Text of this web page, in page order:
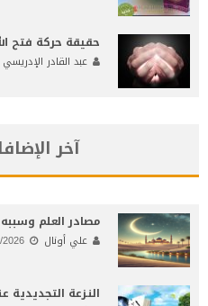
حقيقة حركة فتح
عبد القادر الإدريسي
آخر
مصادر العلم وسببه
علي أونال
النـزعة التجديدية